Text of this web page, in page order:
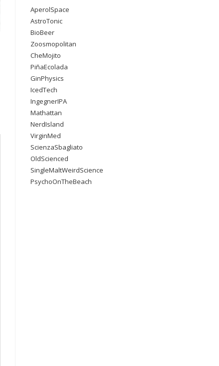
AperolSpace
AstroTonic
BioBeer
Zoosmopolitan
CheMojito
PiñaEcolada
GinPhysics
IcedTech
IngegnerIPA
Mathattan
NerdIsland
VirginMed
ScienzaSbagliato
OldScienced
SingleMaltWeirdScience
PsychoOnTheBeach